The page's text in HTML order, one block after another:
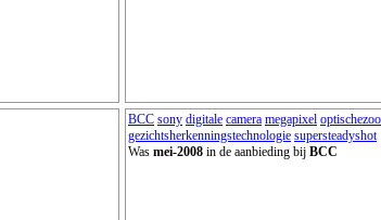
BCC sony digitale camera megapixel
gezichtsherkenningstechnologie supersteadyshot
Was mei-2008 in de aanbieding bij BCC